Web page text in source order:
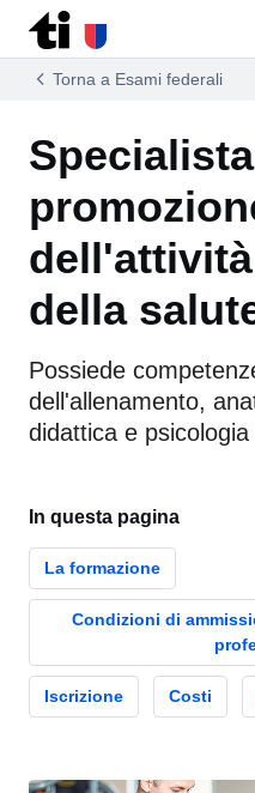
Vai al contenuto della pagina
Vai al piè di pagina
Torna a Esami federali
della
Possiede
dell'allenamento,
didattica e
In questa pagina
La formazione
Condizioni di
Iscrizione Costi